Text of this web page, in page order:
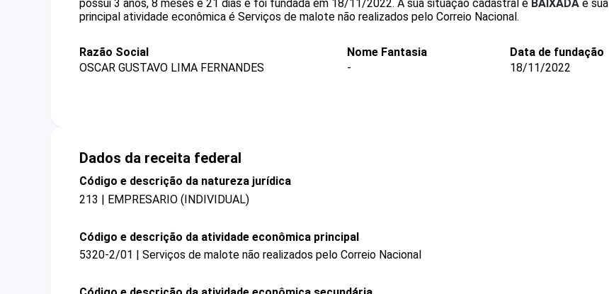
possui 3 anos, 8 meses e 21 dias e foi fundada em 18/11/2022. A sua situação cadastral é BAIXADA e sua
principal atividade econômica é Serviços de malote não realizados pelo Correio Nacional.
Razão Social
OSCAR GUSTAVO LIMA FERNANDES
Nome Fantasia
-
Data de fundação
18/11/2022
Dados da receita federal
Código e descrição da natureza jurídica
213 | EMPRESARIO (INDIVIDUAL)
Código e descrição da atividade econômica principal
5320-2/01 | Serviços de malote não realizados pelo Correio Nacional